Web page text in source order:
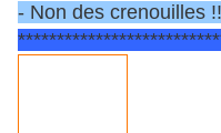
- Non des crenouilles !!